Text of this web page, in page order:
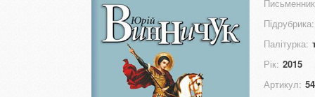
Підрубрика:
Палітурка:
Рік: 2015
Артикул: